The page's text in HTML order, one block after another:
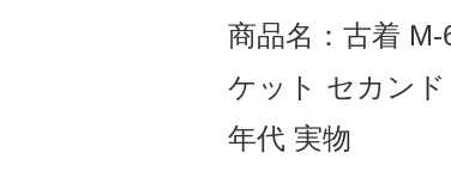
商品名：古着
ケット セカン
年代 実物